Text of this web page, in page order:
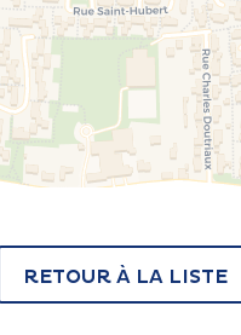
RETOUR À LA LISTE